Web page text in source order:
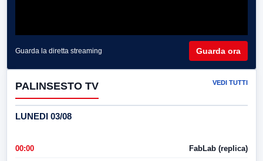
Guarda la diretta streaming Guarda ora
PALINSESTO TV VEDI TUTTI
LUNEDI 03/08
00:00 FabLab (replica)